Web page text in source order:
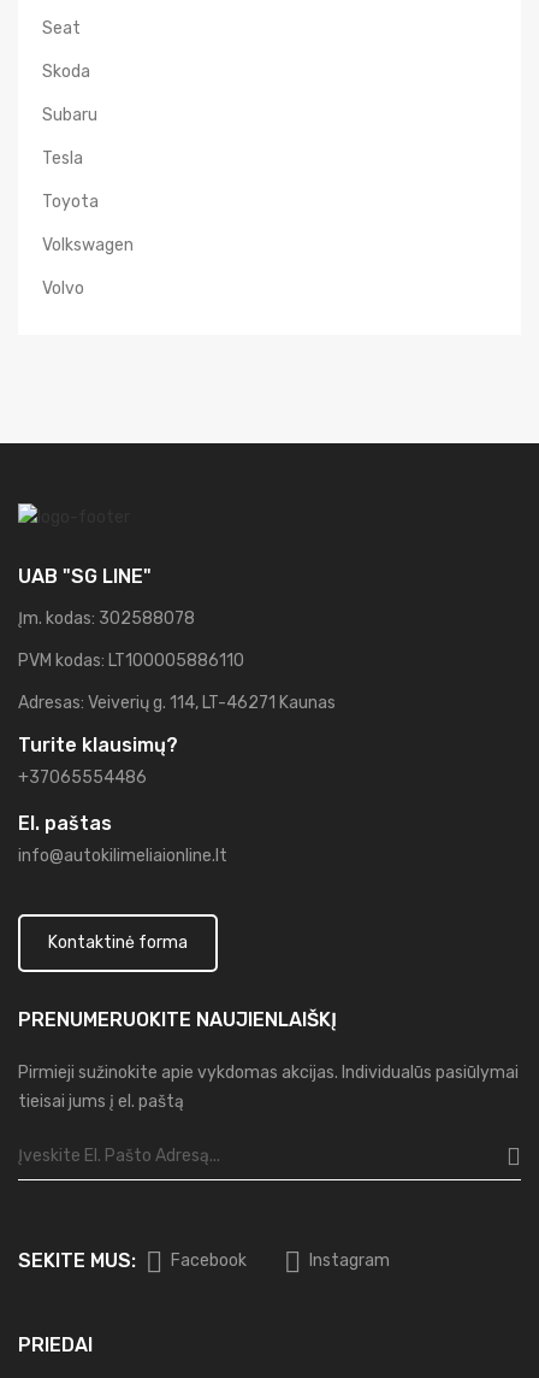
Seat
Skoda
Subaru
Tesla
Toyota
Volkswagen
Volvo
UAB "SG LINE"
Įm. kodas: 302588078
PVM kodas: LT100005886110
Adresas: Veiverių g. 114, LT-46271 Kaunas
Turite klausimų?
+37065554486
El. paštas
info@autokilimeliaionline.lt
Kontaktinė forma
PRENUMERUOKITE NAUJIENLAIŠKĮ
Pirmieji sužinokite apie vykdomas akcijas. Individualūs pasiūlymai
tieisai jums į el. paštą
SEKITE MUS: Facebook Instagram
PRIEDAI